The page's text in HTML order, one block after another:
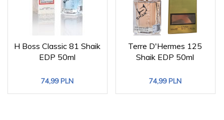
H Boss Classic 81 Shaik
EDP 50ml
74,99 PLN
Terre D'Hermes 125
Shaik EDP 50ml
74,99 PLN